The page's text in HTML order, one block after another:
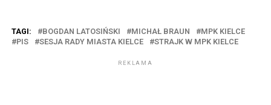
TAGI: BOGDAN LATOSIŃSKI MICHAŁ BRAUN
MPK KIELCE
PIS
SESJA RADY MIASTA KIELCE STRAJK W MPK KIELCE
REKLAMA